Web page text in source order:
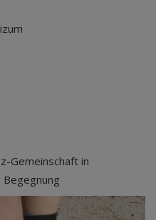
Gemeinschaft in